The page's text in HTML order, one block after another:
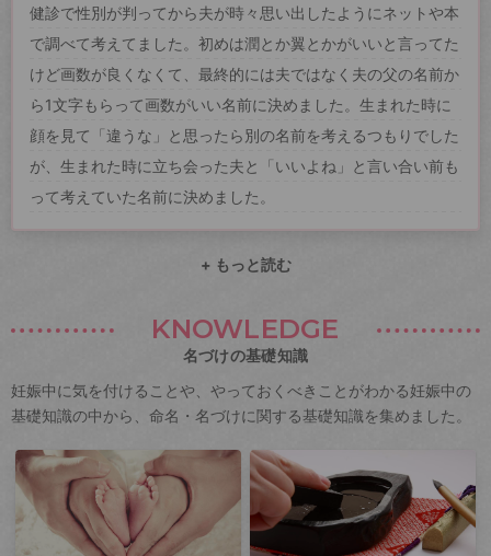
健診で性別が判ってから夫が時々思い出したようにネットや本
で調べて考えてました。初めは潤とか翼とかがいいと言ってた
けど画数が良くなくて、最終的には夫ではなく夫の父の名前か
ら1文字もらって画数がいい名前に決めました。生まれた時に
顔を見て「違うな」と思ったら別の名前を考えるつもりでした
が、生まれた時に立ち会った夫と「いいよね」と言い合い前も
って考えていた名前に決めました。
+ もっと読む
KNOWLEDGE
名づけの基礎知識
妊娠中に気を付けることや、やっておくべきことがわかる妊娠中の
基礎知識の中から、命名・名づけに関する基礎知識を集めました。